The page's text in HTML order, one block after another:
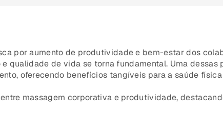
por aumento de produtividade e bem-estar dos
qualidade de vida se torna fundamental. Uma dessas
oferecendo benefícios tangíveis para a saúde
massagem corporativa e produtividade,